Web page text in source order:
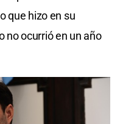
que hizo en su
no ocurrió en un año